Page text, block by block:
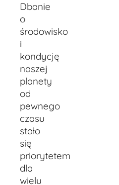
Dbanie
o
środowisko
i
kondycję
naszej
planety
od
pewnego
czasu
stało
się
priorytetem
dla
wielu